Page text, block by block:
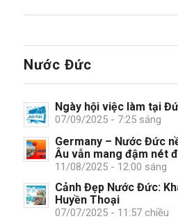
Nước Đức
Ngày hội việc làm tại
07/09/2025 - 7:25 sáng
Germany – Nước Đức
Âu vẫn mang đậm nét
11/08/2025 - 12:00 sáng
Cảnh Đẹp Nước Đức:
Huyền Thoại
07/07/2025 - 11:57 chiều